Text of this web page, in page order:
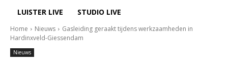
LUISTER LIVE STUDIO LIVE
Home Nieuws
Gasleiding geraakt tijdens werkzaamheden in
Hardinxveld-Giessendam
Nieuws